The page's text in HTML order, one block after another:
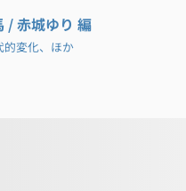
/ 赤城ゆり 編
的変化、ほか